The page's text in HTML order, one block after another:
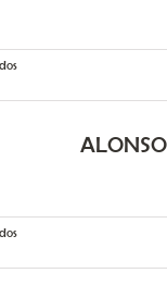
en
PARIS
ALONSO
en
RURAL